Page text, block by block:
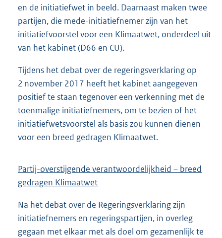
en de initiatiefwet in beeld. Daarnaast maken twee
partijen, die mede-initiatiefnemer zijn van het
initiatiefvoorstel voor een Klimaatwet, onderdeel uit
van het kabinet (D66 en CU).
Tijdens het debat over de regeringsverklaring op
2 november 2017 heeft het kabinet aangegeven
positief te staan tegenover een verkenning met de
toenmalige initiatiefnemers, om te bezien of het
initiatiefwetsvoorstel als basis zou kunnen dienen
voor een breed gedragen Klimaatwet.
Partij-overstijgende verantwoordelijkheid – breed
gedragen Klimaatwet
Na het debat over de Regeringsverklaring zijn
initiatiefnemers en regeringspartijen, in overleg
gegaan met elkaar met als doel om gezamenlijk te